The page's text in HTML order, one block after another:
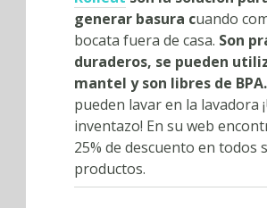
generar basura cuando
bocata fuera de casa. Son
duraderos, se pueden
mantel y son libres de BPA.
pueden lavar en la lavadora
inventazo! En su web
25% de descuento en todos
productos.